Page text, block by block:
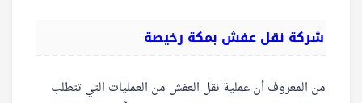
شركة نقل عفش بمكة رخيصة
من المعروف أن عملية نقل العفش من العمليات التي تتطلب